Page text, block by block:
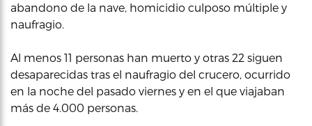
abandono de la nave, homicidio culposo múltiple y
naufragio.
Al menos 11 personas han muerto y otras 22 siguen
desaparecidas tras el naufragio del crucero, ocurrido
en la noche del pasado viernes y en el que viajaban
más de 4.000 personas.